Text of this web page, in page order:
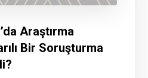
Araştırma
Bir Soruşturma